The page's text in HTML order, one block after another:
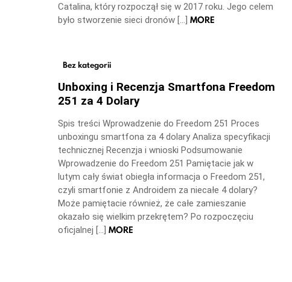
Catalina, który rozpoczął się w 2017 roku. Jego celem
było stworzenie sieci dronów […] MORE
Bez kategorii
Unboxing i Recenzja Smartfona Freedom
251 za 4 Dolary
Spis treści Wprowadzenie do Freedom 251 Proces
unboxingu smartfona za 4 dolary Analiza specyfikacji
technicznej Recenzja i wnioski Podsumowanie
Wprowadzenie do Freedom 251 Pamiętacie jak w
lutym cały świat obiegła informacja o Freedom 251,
czyli smartfonie z Androidem za niecałe 4 dolary?
Może pamiętacie również, że całe zamieszanie
okazało się wielkim przekrętem? Po rozpoczęciu
oficjalnej […] MORE